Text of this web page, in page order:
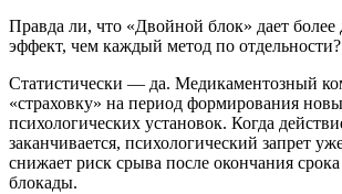
Правда ли, что «Двойной блок» дает более
эффект, чем каждый метод по отдельности?
Статистически — да. Медикаментозный
«страховку» на период формирования
психологических установок. Когда
заканчивается, психологический запрет
снижает риск срыва после окончания
блокады.